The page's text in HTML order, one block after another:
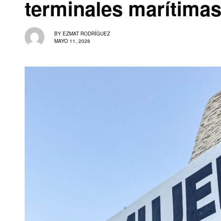
terminales marítimas
BY EZMAT RODRÍGUEZ
MAYO 11, 2026